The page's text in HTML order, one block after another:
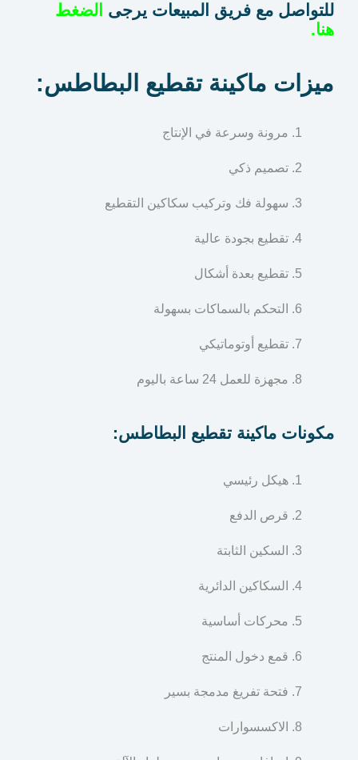
للتواصل مع فريق المبيعات يرجى الضغط
هنا.
ميزات ماكينة تقطيع البطاطس:
مرونة وسرعة في الإنتاج
تصميم ذكي
سهولة فك وتركيب سكاكين التقطيع
تقطيع بجودة عالية
تقطيع بعدة أشكال
التحكم بالسماكات بسهولة
تقطيع أوتوماتيكي
مجهزة للعمل 24 ساعة باليوم
مكونات ماكينة تقطيع البطاطس:
هيكل رئيسي
قرص الدفع
السكين الثابتة
السكاكين الدائرية
محركات أساسية
قمع دخول المنتج
فتحة تفريغ مدمجة بسير
الاكسسوارات